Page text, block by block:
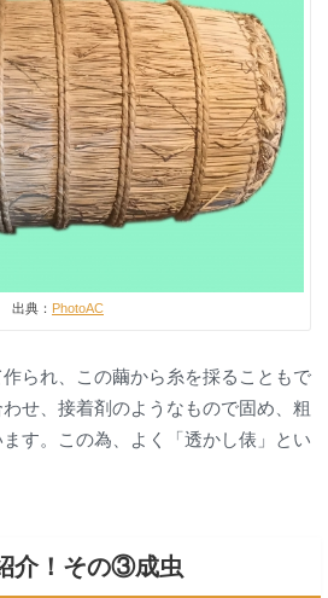
出典： PhotoAC
られ、この繭から糸を採ることもで
せ、接着剤のようなもので固め、粗
す。この為、よく「透かし俵」とい
介！その③成虫